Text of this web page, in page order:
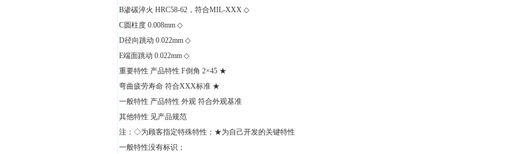
B渗碳淬火 HRC58-62，符合MIL-XXX ◇
C圆柱度 0.008mm ◇
D径向跳动 0.022mm ◇
E端面跳动 0.022mm ◇
重要特性 产品特性 F倒角 2×45 ★
弯曲疲劳寿命 符合XXX标准 ★
一般特性 产品特性 外观 符合外观基准
其他特性 见产品规范
注：◇为顾客指定特殊特性；★为自己开发的关键特性
一般特性没有标识；